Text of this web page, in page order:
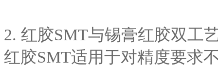
2. 红胶SMT与锡膏红胶双工
红胶SMT适用于对精度要求